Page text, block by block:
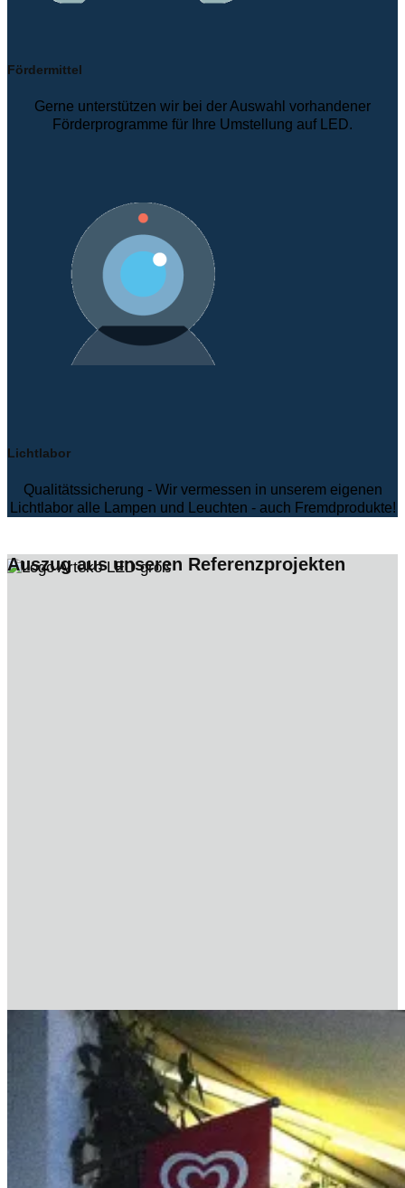
Fördermittel
Gerne unterstützen wir bei der Auswahl vorhandener
Förderprogramme für Ihre Umstellung auf LED.
Lichtlabor
Qualitätssicherung - Wir vermessen in unserem eigenen
Lichtlabor alle Lampen und Leuchten - auch Fremdprodukte!
Auszug aus unseren Referenzprojekten